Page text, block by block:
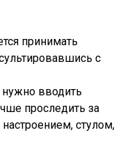
принимать
с
нужно вводить
проследить за
стулом,